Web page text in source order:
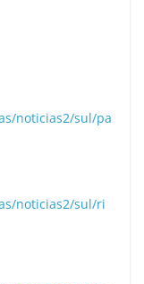
noticias2/sul/pa
noticias2/sul/ri